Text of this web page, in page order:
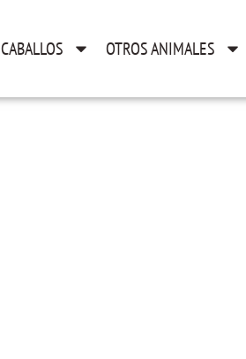
CABALLOS OTROS ANIMALES